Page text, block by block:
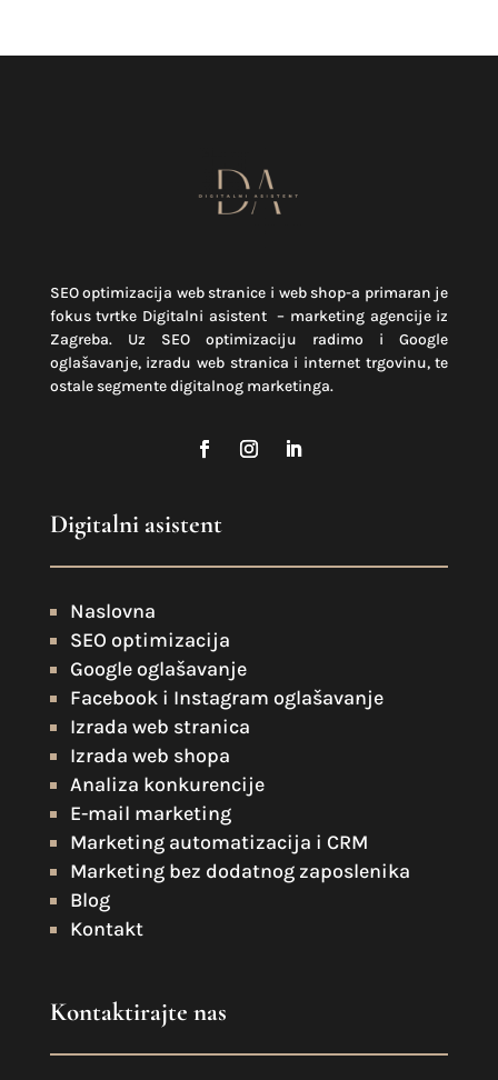
SEO optimizacija web stranice i web shop-a primaran je
fokus tvrtke Digitalni asistent – marketing agencije iz
Zagreba. Uz SEO optimizaciju radimo i Google
oglašavanje, izradu web stranica i internet trgovinu, te
ostale segmente digitalnog marketinga.
Digitalni asistent
Naslovna
SEO optimizacija
Google oglašavanje
Facebook i Instagram oglašavanje
Izrada web stranica
Izrada web shopa
Analiza konkurencije
E-mail marketing
Marketing automatizacija i CRM
Marketing bez dodatnog zaposlenika
Blog
Kontakt
Kontaktirajte nas